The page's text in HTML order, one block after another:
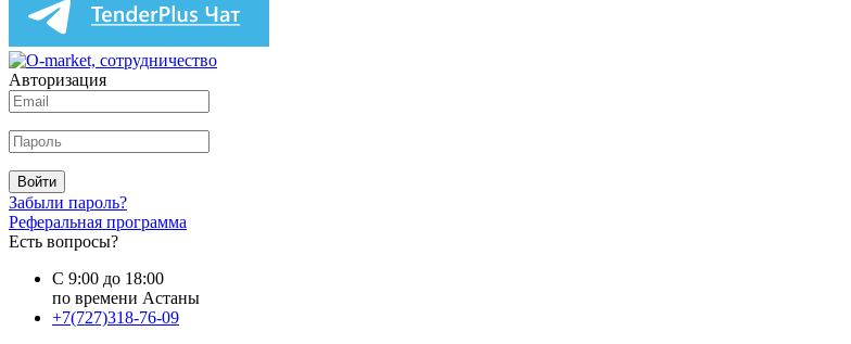
Авторизация
Войти
Забыли пароль?
Реферальная программа
Есть вопросы?
С 9:00 до 18:00
по времени Астаны
+7(727)318-76-09